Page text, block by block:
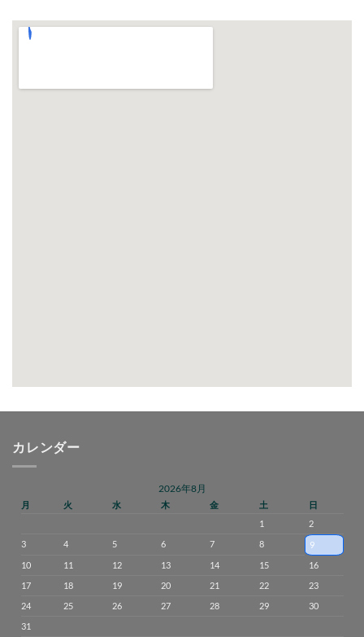
カレンダー
2026年8月
月 火 水 木 金 土
日
1
2
3
4 5 6 7 8
9
10
11 12 13 14 15
16
17
18 19 20 21 22
23
24
25 26 27 28 29
30
31